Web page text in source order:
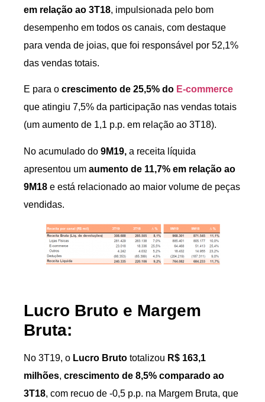
em relação ao 3T18, impulsionada pelo bom
desempenho em todos os canais, com destaque
para venda de joias, que foi responsável por 52,1%
das vendas totais.
E para o crescimento de 25,5% do E-commerce
que atingiu 7,5% da participação nas vendas totais
(um aumento de 1,1 p.p. em relação ao 3T18).
No acumulado do 9M19, a receita líquida
apresentou um aumento de 11,7% em relação ao
9M18 e está relacionado ao maior volume de peças
vendidas.
Lucro Bruto e Margem
Bruta:
No 3T19, o Lucro Bruto totalizou R$ 163,1
milhões, crescimento de 8,5% comparado ao
3T18, com recuo de -0,5 p.p. na Margem Bruta, que